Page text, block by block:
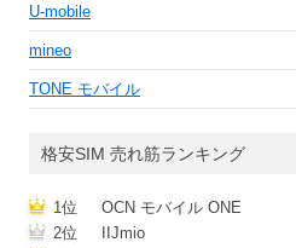
U-mobile
mineo
TONE モバイル
格安SIM 売れ筋ランキング
1位
OCN モバイル ONE
2位
IIJmio